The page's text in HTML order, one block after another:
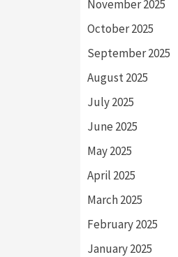
November 2025
October 2025
September 2025
August 2025
July 2025
June 2025
May 2025
April 2025
March 2025
February 2025
January 2025